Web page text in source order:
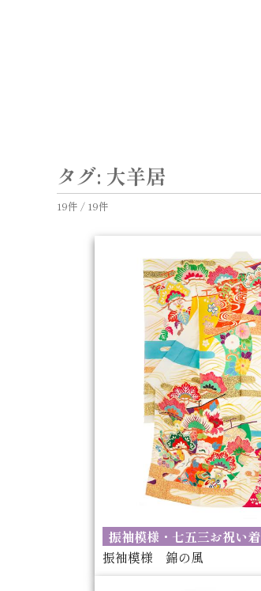
タグ: 大羊居
19件 / 19件
振袖模様・七五三お祝い着
振袖模様 錦の風